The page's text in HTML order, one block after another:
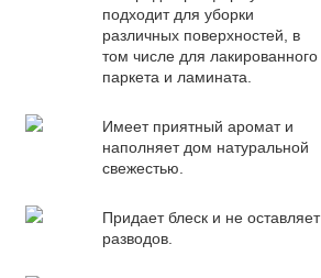
подходит для уборки
различных поверхностей, в
том числе для лакированного
паркета и ламината.
Имеет приятный аромат и
наполняет дом натуральной
свежестью.
Придает блеск и не оставляет
разводов.